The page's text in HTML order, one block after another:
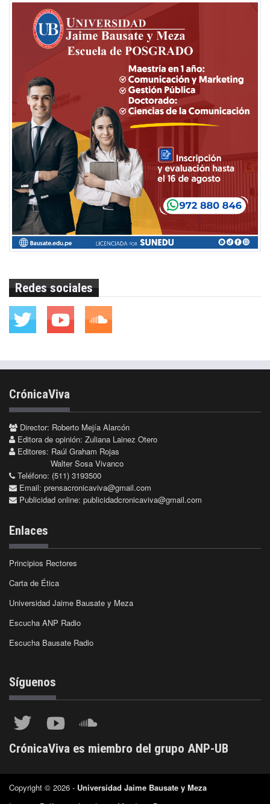
Redes sociales
CrónicaViva
Director: Roberto Mejía Alarcón
Editora de opinión: Zuliana Lainez Otero
Editores: Raúl Graham Rojas
Walter Sosa Vivanco
Teléfono: (511) 3193500
Email: prensacronicaviva@gmail.com
Publicidad online: publicidadcronicaviva@gmail.com
Enlaces
Principios Rectores
Carta de Ética
Universidad Jaime Bausate y Meza
Escucha ANP Radio
Escucha Bausate Radio
Síguenos
CrónicaViva es miembro del grupo ANP-UB
Copyright © 2026 - Universidad Jaime Bausate y Meza